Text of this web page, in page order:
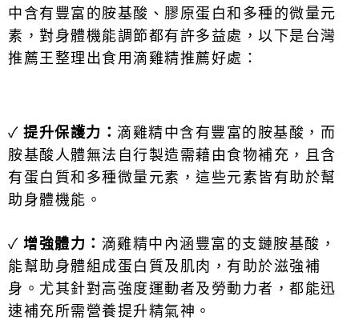
中含有豐富的胺基酸、膠原蛋白和多種的微量元
素，對身體機能調節都有許多益處，以下是台灣
推薦王整理出食用滴雞精推薦好處：
✓ 提升保護力： 滴雞精中含有豐富的胺基酸，而
胺基酸人體無法自行製造需藉由食物補充，且含
有蛋白質和多種微量元素，這些元素皆有助於幫
助身體機能。
✓ 增強體力： 滴雞精中內涵豐富的支鏈胺基酸，
能幫助身體組成蛋白質及肌肉，有助於滋強補
身。尤其針對高強度運動者及勞動力者，都能迅
速補充所需營養提升精氣神。